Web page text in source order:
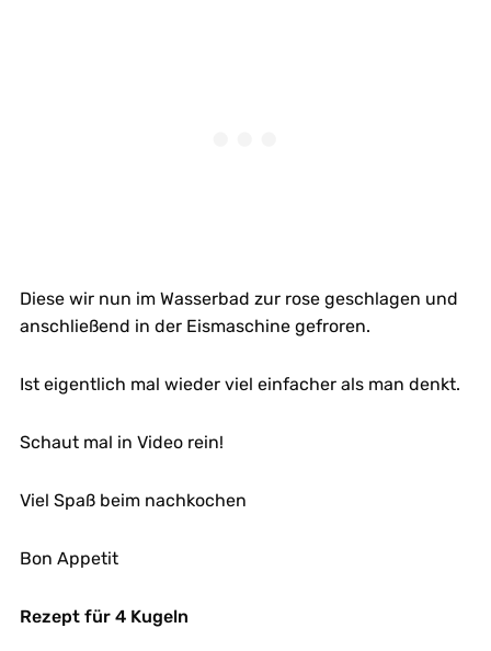
Diese wir nun im Wasserbad zur rose geschlagen und
anschließend in der Eismaschine gefroren.
Ist eigentlich mal wieder viel einfacher als man denkt.
Schaut mal in Video rein!
Viel Spaß beim nachkochen
Bon Appetit
Rezept für 4 Kugeln